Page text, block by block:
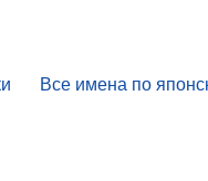
Все имена по